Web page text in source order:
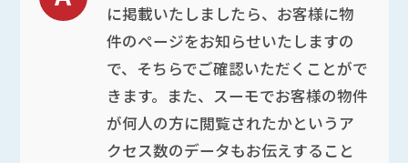
に掲載いたしましたら、お客様に物
件のページをお知らせいたしますの
で、そちらでご確認いただくことがで
きます。また、スーモでお客様の物件
が何人の方に閲覧されたかというア
クセス数のデータもお伝えすること